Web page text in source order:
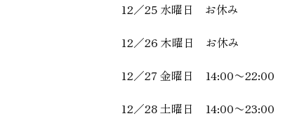
12／25 水曜日 お休み
12／26 木曜日 お休み
12／27 金曜日 14:00〜22:00
12／28 土曜日 14:00〜23:00